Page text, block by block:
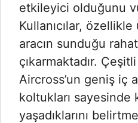
etkileyici olduğunu
Kullanıcılar,
aracın sunduğu
çıkarmaktadır.
Aircross’un geniş iç
koltukları
yaşadıklarını